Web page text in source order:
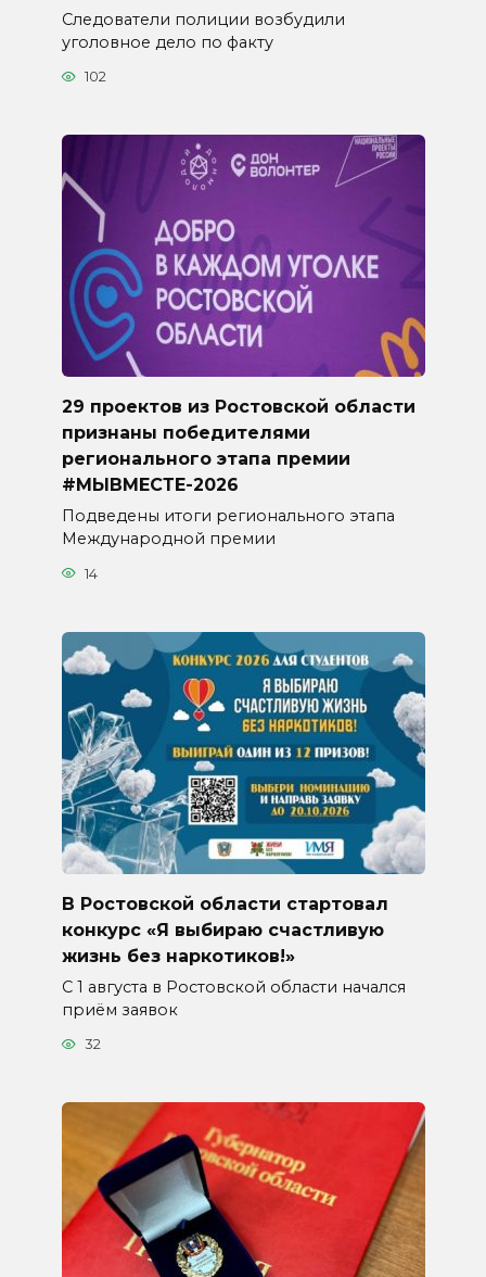
Следователи полиции возбудили
уголовное дело по факту
102
29 проектов из Ростовской области
признаны победителями
регионального этапа премии
#МЫВМЕСТЕ-2026
Подведены итоги регионального этапа
Международной премии
14
В Ростовской области стартовал
конкурс «Я выбираю счастливую
жизнь без наркотиков!»
С 1 августа в Ростовской области начался
приём заявок
32